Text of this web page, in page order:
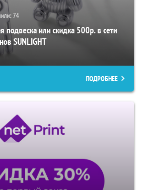
74
подвеска или скидка 500р. в сети
SUNLIGHT
ПОДРОБНЕЕ